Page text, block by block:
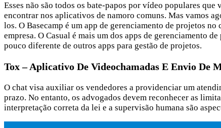
Esses não são todos os bate-papos por vídeo populares
encontrar nos aplicativos de namoro comuns. Mas vamos
los. O Basecamp é um app de gerenciamento de projetos
empresa. O Casual é mais um dos apps de gerenciamento
pouco diferente de outros apps para gestão de projetos.
Tox – Aplicativo De Videochamadas E Envio De
O chat visa auxiliar os vendedores a providenciar um
prazo. No entanto, os advogados devem reconhecer as
interpretação correta da lei e a supervisão humana são